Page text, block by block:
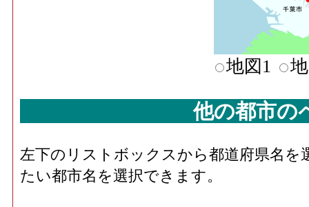
地図1
他の都市の
左下のリストボックスから都道府県名
たい都市名を選択できます。